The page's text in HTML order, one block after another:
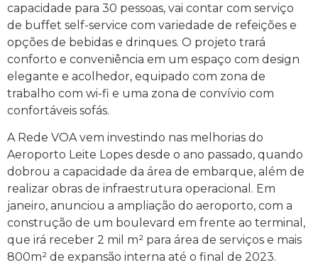
capacidade para 30 pessoas, vai contar com serviço
de buffet self-service com variedade de refeições e
opções de bebidas e drinques. O projeto trará
conforto e conveniência em um espaço com design
elegante e acolhedor, equipado com zona de
trabalho com wi-fi e uma zona de convívio com
confortáveis sofás.
A Rede VOA vem investindo nas melhorias do
Aeroporto Leite Lopes desde o ano passado, quando
dobrou a capacidade da área de embarque, além de
realizar obras de infraestrutura operacional. Em
janeiro, anunciou a ampliação do aeroporto, com a
construção de um boulevard em frente ao terminal,
que irá receber 2 mil m² para área de serviços e mais
800m² de expansão interna até o final de 2023.